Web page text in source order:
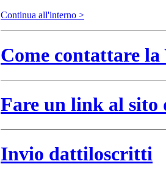
Continua all'interno >
Come contattare
Fare un link al
Invio dattiloscritti